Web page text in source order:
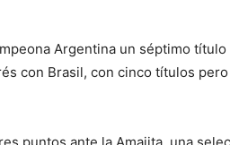
Argentina un séptimo título
con Brasil, con cinco títulos pero